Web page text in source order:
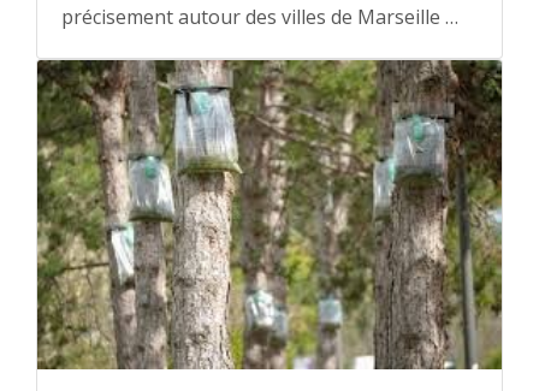
précisement autour des villes de Marseille …